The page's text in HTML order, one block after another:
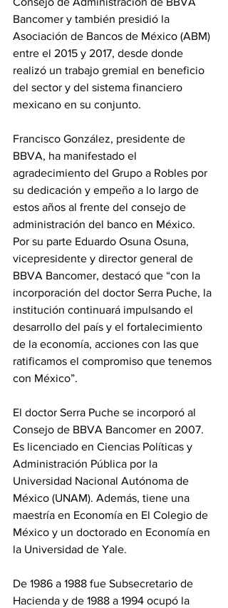
Bancomer y también presidió la
Asociación de Bancos de México (ABM)
entre el 2015 y 2017, desde donde
realizó un trabajo gremial en beneficio
del sector y del sistema financiero
mexicano en su conjunto.
Francisco González, presidente de
BBVA, ha manifestado el
agradecimiento del Grupo a Robles por
su dedicación y empeño a lo largo de
estos años al frente del consejo de
administración del banco en México.
Por su parte Eduardo Osuna Osuna,
vicepresidente y director general de
BBVA Bancomer, destacó que “con la
incorporación del doctor Serra Puche, la
institución continuará impulsando el
desarrollo del país y el fortalecimiento
de la economía, acciones con las que
ratificamos el compromiso que tenemos
con México”.
El doctor Serra Puche se incorporó al
Consejo de BBVA Bancomer en 2007.
Es licenciado en Ciencias Políticas y
Administración Pública por la
Universidad Nacional Autónoma de
México (UNAM). Además, tiene una
maestría en Economía en El Colegio de
México y un doctorado en Economía en
la Universidad de Yale.
De 1986 a 1988 fue Subsecretario de
Hacienda y de 1988 a 1994 ocupó la